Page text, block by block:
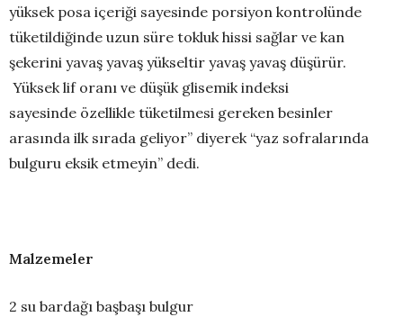
yüksek posa içeriği sayesinde porsiyon kontrolünde
tüketildiğinde uzun süre tokluk hissi sağlar ve kan
şekerini yavaş yavaş yükseltir yavaş yavaş düşürür.
Yüksek lif oranı ve düşük glisemik indeksi
sayesinde özellikle tüketilmesi gereken besinler
arasında ilk sırada geliyor” diyerek “yaz sofralarında
bulguru eksik etmeyin” dedi.
Malzemeler
2 su bardağı başbaşı bulgur